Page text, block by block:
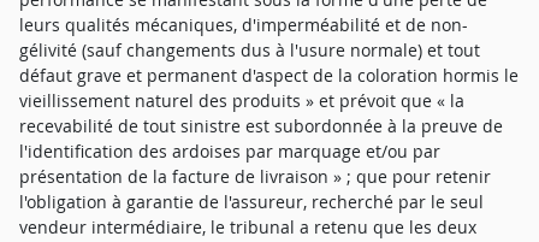
leurs qualités mécaniques, d'imperméabilité et de non-
gélivité (sauf changements dus à l'usure normale) et tout
défaut grave et permanent d'aspect de la coloration hormis le
vieillissement naturel des produits » et prévoit que « la
recevabilité de tout sinistre est subordonnée à la preuve de
l'identification des ardoises par marquage et/ou par
présentation de la facture de livraison » ; que pour retenir
l'obligation à garantie de l'assureur, recherché par le seul
vendeur intermédiaire, le tribunal a retenu que les deux